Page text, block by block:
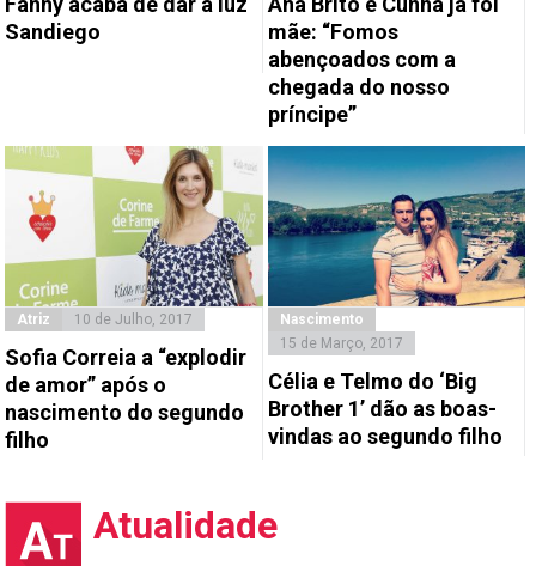
Sandiego
mãe: “Fomos
abençoados com a
chegada do nosso
príncipe”
Atriz 10 de Julho, 2017
Sofia Correia a “explodir
de amor” após o
nascimento do segundo
filho
Nascimento
15 de Março, 2017
Célia e Telmo do ‘Big
Brother 1’ dão as boas-
vindas ao segundo filho
Atualidade